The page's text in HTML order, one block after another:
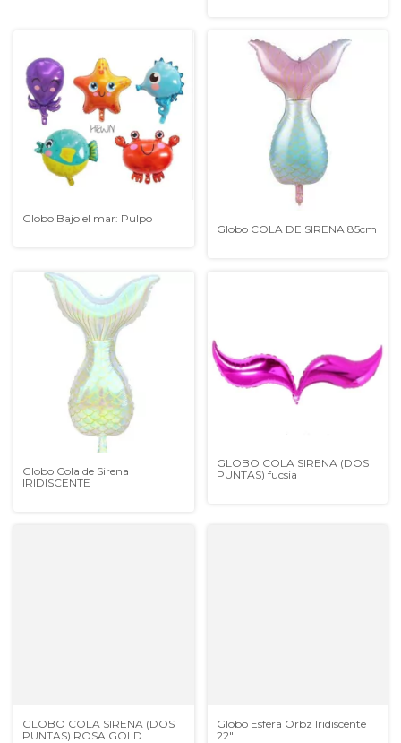
Globo Bajo el mar: Pulpo
Globo COLA DE SIRENA 85cm
Globo Cola de Sirena
IRIDISCENTE
GLOBO COLA SIRENA (DOS
PUNTAS) fucsia
GLOBO COLA SIRENA (DOS
PUNTAS) ROSA GOLD
Globo Esfera Orbz Iridiscente
22"